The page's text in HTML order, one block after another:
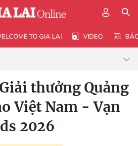
TO GIA LAI VIDEO
thưởng Quảng
Việt Nam - Vạn
2026